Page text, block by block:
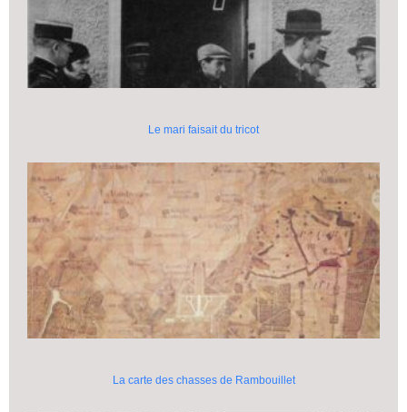
Le mari faisait du tricot
La carte des chasses de Rambouillet